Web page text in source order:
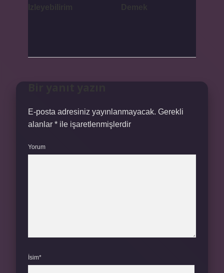
E-posta adresiniz yayınlanmayacak. Gerekli
alanlar * ile işaretlenmişlerdir
Yorum
İsim*